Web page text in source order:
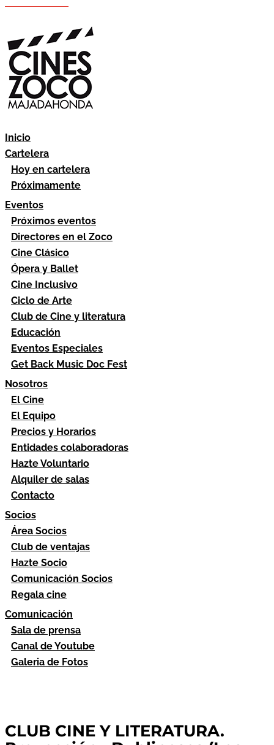
Inicio
Cartelera
Hoy en cartelera
Próximamente
Eventos
Próximos eventos
Directores en el Zoco
Cine Clásico
Ópera y Ballet
Cine Inclusivo
Ciclo de Arte
Club de Cine y literatura
Educación
Eventos Especiales
Get Back Music Doc Fest
Nosotros
El Cine
El Equipo
Precios y Horarios
Entidades colaboradoras
Hazte Voluntario
Alquiler de salas
Contacto
Socios
Área Socios
Club de ventajas
Hazte Socio
Comunicación Socios
Regala cine
Comunicación
Sala de prensa
Canal de Youtube
Galeria de Fotos
CLUB CINE Y LITERATURA.